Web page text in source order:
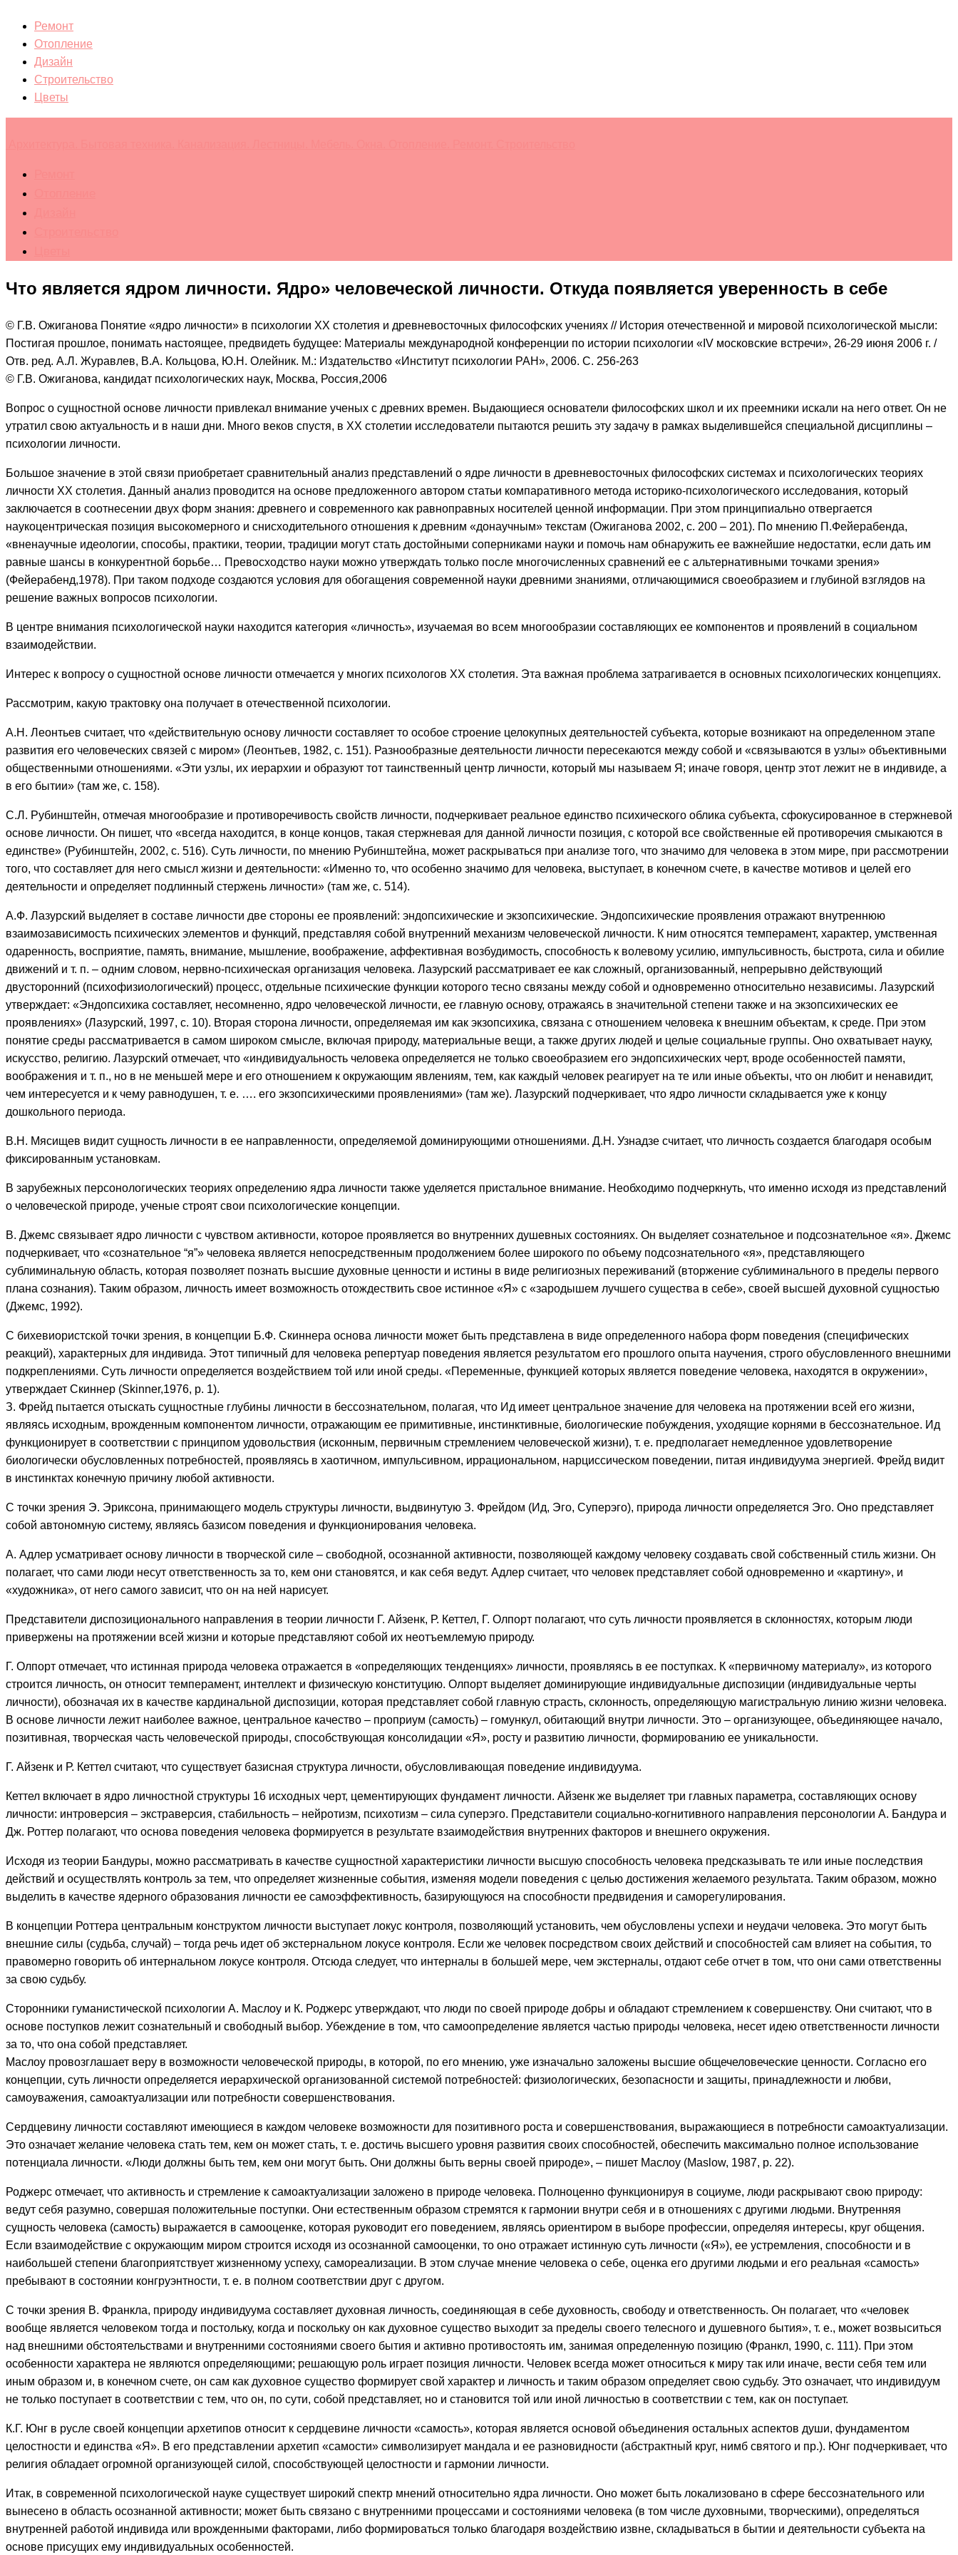
Ремонт
Отопление
Дизайн
Строительство
Цветы
Что является ядром личности. Ядро» человеческой личности. Откуда появляется уверенность в себе
© Г.В. Ожиганова Понятие «ядро личности» в психологии ХХ столетия и древневосточных философских учениях // История отечественной и мировой психологической мысли:
Постигая прошлое, понимать настоящее, предвидеть будущее: Материалы международной конференции по истории психологии «IV московские встречи», 26-29 июня 2006 г. /
Отв. ред. А.Л. Журавлев, В.А. Кольцова, Ю.Н. Олейник. М.: Издательство «Институт психологии РАН», 2006. С. 256-263
© Г.В. Ожиганова, кандидат психологических наук, Москва, Россия,2006
Вопрос о сущностной основе личности привлекал внимание ученых с древних времен. Выдающиеся основатели философских школ и их преемники искали на него ответ. Он не
утратил свою актуальность и в наши дни. Много веков спустя, в ХХ столетии исследователи пытаются решить эту задачу в рамках выделившейся специальной дисциплины –
психологии личности.
Большое значение в этой связи приобретает сравнительный анализ представлений о ядре личности в древневосточных философских системах и психологических теориях
личности ХХ столетия. Данный анализ проводится на основе предложенного автором статьи компаративного метода историко-психологического исследования, который
заключается в соотнесении двух форм знания: древнего и современного как равноправных носителей ценной информации. При этом принципиально отвергается
наукоцентрическая позиция высокомерного и снисходительного отношения к древним «донаучным» текстам (Ожиганова 2002, с. 200 – 201). По мнению П.Фейерабенда,
«вненаучные идеологии, способы, практики, теории, традиции могут стать достойными соперниками науки и помочь нам обнаружить ее важнейшие недостатки, если дать им
равные шансы в конкурентной борьбе… Превосходство науки можно утверждать только после многочисленных сравнений ее с альтернативными точками зрения»
(Фейерабенд,1978). При таком подходе создаются условия для обогащения современной науки древними знаниями, отличающимися своеобразием и глубиной взглядов на
решение важных вопросов психологии.
В центре внимания психологической науки находится категория «личность», изучаемая во всем многообразии составляющих ее компонентов и проявлений в социальном
взаимодействии.
Интерес к вопросу о сущностной основе личности отмечается у многих психологов ХХ столетия. Эта важная проблема затрагивается в основных психологических концепциях.
Рассмотрим, какую трактовку она получает в отечественной психологии.
А.Н. Леонтьев считает, что «действительную основу личности составляет то особое строение целокупных деятельностей субъекта, которые возникают на определенном этапе
развития его человеческих связей с миром» (Леонтьев, 1982, с. 151). Разнообразные деятельности личности пересекаются между собой и «связываются в узлы» объективными
общественными отношениями. «Эти узлы, их иерархии и образуют тот таинственный центр личности, который мы называем Я; иначе говоря, центр этот лежит не в индивиде, а
в его бытии» (там же, с. 158).
C.Л. Рубинштейн, отмечая многообразие и противоречивость свойств личности, подчеркивает реальное единство психического облика субъекта, сфокусированное в стержневой
основе личности. Он пишет, что «всегда находится, в конце концов, такая стержневая для данной личности позиция, с которой все свойственные ей противоречия смыкаются в
единстве» (Рубинштейн, 2002, с. 516). Суть личности, по мнению Рубинштейна, может раскрываться при анализе того, что значимо для человека в этом мире, при рассмотрении
того, что составляет для него смысл жизни и деятельности: «Именно то, что особенно значимо для человека, выступает, в конечном счете, в качестве мотивов и целей его
деятельности и определяет подлинный стержень личности» (там же, c. 514).
А.Ф. Лазурский выделяет в составе личности две стороны ее проявлений: эндопсихические и экзопсихические. Эндопсихические проявления отражают внутреннюю
взаимозависимость психических элементов и функций, представляя собой внутренний механизм человеческой личности. К ним относятся темперамент, характер, умственная
одаренность, восприятие, память, внимание, мышление, воображение, аффективная возбудимость, способность к волевому усилию, импульсивность, быстрота, сила и обилие
движений и т. п. – одним словом, нервно-психическая организация человека. Лазурский рассматривает ее как сложный, организованный, непрерывно действующий
двусторонний (психофизиологический) процесс, отдельные психические функции которого тесно связаны между собой и одновременно относительно независимы. Лазурский
утверждает: «Эндопсихика составляет, несомненно, ядро человеческой личности, ее главную основу, отражаясь в значительной степени также и на экзопсихических ее
проявлениях» (Лазурский, 1997, с. 10). Вторая сторона личности, определяемая им как экзопсихика, связана с отношением человека к внешним объектам, к среде. При этом
понятие среды рассматривается в самом широком смысле, включая природу, материальные вещи, а также других людей и целые социальные группы. Оно охватывает науку,
искусство, религию. Лазурский отмечает, что «индивидуальность человека определяется не только своеобразием его эндопсихических черт, вроде особенностей памяти,
воображения и т. п., но в не меньшей мере и его отношением к окружающим явлениям, тем, как каждый человек реагирует на те или иные объекты, что он любит и ненавидит,
чем интересуется и к чему равнодушен, т. е. …. его экзопсихическими проявлениями» (там же). Лазурский подчеркивает, что ядро личности складывается уже к концу
дошкольного периода.
В.Н. Мясищев видит сущность личности в ее направленности, определяемой доминирующими отношениями. Д.Н. Узнадзе считает, что личность создается благодаря особым
фиксированным установкам.
В зарубежных персонологических теориях определению ядра личности также уделяется пристальное внимание. Необходимо подчеркнуть, что именно исходя из представлений
о человеческой природе, ученые строят свои психологические концепции.
В. Джемс связывает ядро личности с чувством активности, которое проявляется во внутренних душевных состояниях. Он выделяет сознательное и подсознательное «я». Джемс
подчеркивает, что «сознательное “я”» человека является непосредственным продолжением более широкого по объему подсознательного «я», представляющего
сублиминальную область, которая позволяет познать высшие духовные ценности и истины в виде религиозных переживаний (вторжение сублиминального в пределы первого
плана сознания). Таким образом, личность имеет возможность отождествить свое истинное «Я» с «зародышем лучшего существа в себе», своей высшей духовной сущностью
(Джемс, 1992).
С бихевиористской точки зрения, в концепции Б.Ф. Скиннера основа личности может быть представлена в виде определенного набора форм поведения (специфических
реакций), характерных для индивида. Этот типичный для человека репертуар поведения является результатом его прошлого опыта научения, строго обусловленного внешними
подкреплениями. Суть личности определяется воздействием той или иной среды. «Переменные, функцией которых является поведение человека, находятся в окружении»,
утверждает Скиннер (Skinner,1976, p. 1).
З. Фрейд пытается отыскать сущностные глубины личности в бессознательном, полагая, что Ид имеет центральное значение для человека на протяжении всей его жизни,
являясь исходным, врожденным компонентом личности, отражающим ее примитивные, инстинктивные, биологические побуждения, уходящие корнями в бессознательное. Ид
функционирует в соответствии с принципом удовольствия (исконным, первичным стремлением человеческой жизни), т. е. предполагает немедленное удовлетворение
биологически обусловленных потребностей, проявляясь в хаотичном, импульсивном, иррациональном, нарциссическом поведении, питая индивидуума энергией. Фрейд видит
в инстинктах конечную причину любой активности.
С точки зрения Э. Эриксона, принимающего модель структуры личности, выдвинутую З. Фрейдом (Ид, Эго, Суперэго), природа личности определяется Эго. Оно представляет
собой автономную систему, являясь базисом поведения и функционирования человека.
А. Адлер усматривает основу личности в творческой силе – свободной, осознанной активности, позволяющей каждому человеку создавать свой собственный стиль жизни. Он
полагает, что сами люди несут ответственность за то, кем они становятся, и как себя ведут. Адлер считает, что человек представляет собой одновременно и «картину», и
«художника», от него самого зависит, что он на ней нарисует.
Представители диспозиционального направления в теории личности Г. Айзенк, Р. Кеттел, Г. Олпорт полагают, что суть личности проявляется в склонностях, которым люди
привержены на протяжении всей жизни и которые представляют собой их неотъемлемую природу.
Г. Олпорт отмечает, что истинная природа человека отражается в «определяющих тенденциях» личности, проявляясь в ее поступках. К «первичному материалу», из которого
строится личность, он относит темперамент, интеллект и физическую конституцию. Олпорт выделяет доминирующие индивидуальные диспозиции (индивидуальные черты
личности), обозначая их в качестве кардинальной диспозиции, которая представляет собой главную страсть, склонность, определяющую магистральную линию жизни человека.
В основе личности лежит наиболее важное, центральное качество – проприум (самость) – гомункул, обитающий внутри личности. Это – организующее, объединяющее начало,
позитивная, творческая часть человеческой природы, способствующая консолидации «Я», росту и развитию личности, формированию ее уникальности.
Г. Айзенк и Р. Кеттел считают, что существует базисная структура личности, обусловливающая поведение индивидуума.
Кеттел включает в ядро личностной структуры 16 исходных черт, цементирующих фундамент личности. Айзенк же выделяет три главных параметра, составляющих основу
личности: интроверсия – экстраверсия, стабильность – нейротизм, психотизм – сила суперэго. Представители социально-когнитивного направления персонологии А. Бандура и
Дж. Роттер полагают, что основа поведения человека формируется в результате взаимодействия внутренних факторов и внешнего окружения.
Исходя из теории Бандуры, можно рассматривать в качестве сущностной характеристики личности высшую способность человека предсказывать те или иные последствия
действий и осуществлять контроль за тем, что определяет жизненные события, изменяя модели поведения с целью достижения желаемого результата. Таким образом, можно
выделить в качестве ядерного образования личности ее самоэффективность, базирующуюся на способности предвидения и саморегулирования.
В концепции Роттера центральным конструктом личности выступает локус контроля, позволяющий установить, чем обусловлены успехи и неудачи человека. Это могут быть
внешние силы (судьба, случай) – тогда речь идет об экстернальном локусе контроля. Если же человек посредством своих действий и способностей сам влияет на события, то
правомерно говорить об интернальном локусе контроля. Отсюда следует, что интерналы в большей мере, чем экстерналы, отдают себе отчет в том, что они сами ответственны
за свою судьбу.
Сторонники гуманистической психологии А. Маслоу и К. Роджерс утверждают, что люди по своей природе добры и обладают стремлением к совершенству. Они считают, что в
основе поступков лежит сознательный и свободный выбор. Убеждение в том, что самоопределение является частью природы человека, несет идею ответственности личности
за то, что она собой представляет.
Маслоу провозглашает веру в возможности человеческой природы, в которой, по его мнению, уже изначально заложены высшие общечеловеческие ценности. Согласно его
концепции, суть личности определяется иерархической организованной системой потребностей: физиологических, безопасности и защиты, принадлежности и любви,
самоуважения, самоактуализации или потребности совершенствования.
Сердцевину личности составляют имеющиеся в каждом человеке возможности для позитивного роста и совершенствования, выражающиеся в потребности самоактуализации.
Это означает желание человека стать тем, кем он может стать, т. е. достичь высшего уровня развития своих способностей, обеспечить максимально полное использование
потенциала личности. «Люди должны быть тем, кем они могут быть. Они должны быть верны своей природе», – пишет Маслоу (Maslow, 1987, p. 22).
Роджерс отмечает, что активность и стремление к самоактуализации заложено в природе человека. Полноценно функционируя в социуме, люди раскрывают свою природу:
ведут себя разумно, совершая положительные поступки. Они естественным образом стремятся к гармонии внутри себя и в отношениях с другими людьми. Внутренняя
сущность человека (самость) выражается в самооценке, которая руководит его поведением, являясь ориентиром в выборе профессии, определяя интересы, круг общения.
Если взаимодействие с окружающим миром строится исходя из осознанной самооценки, то оно отражает истинную суть личности («Я»), ее устремления, способности и в
наибольшей степени благоприятствует жизненному успеху, самореализации. В этом случае мнение человека о себе, оценка его другими людьми и его реальная «самость»
пребывают в состоянии конгруэнтности, т. е. в полном соответствии друг с другом.
С точки зрения В. Франкла, природу индивидуума составляет духовная личность, соединяющая в себе духовность, свободу и ответственность. Он полагает, что «человек
вообще является человеком тогда и постольку, когда и поскольку он как духовное существо выходит за пределы своего телесного и душевного бытия», т. е., может возвыситься
над внешними обстоятельствами и внутренними состояниями своего бытия и активно противостоять им, занимая определенную позицию (Франкл, 1990, c. 111). При этом
особенности характера не являются определяющими; решающую роль играет позиция личности. Человек всегда может относиться к миру так или иначе, вести себя тем или
иным образом и, в конечном счете, он сам как духовное существо формирует свой характер и личность и таким образом определяет свою судьбу. Это означает, что индивидуум
не только поступает в соответствии с тем, что он, по сути, собой представляет, но и становится той или иной личностью в соответствии с тем, как он поступает.
К.Г. Юнг в русле своей концепции архетипов относит к сердцевине личности «самость», которая является основой объединения остальных аспектов души, фундаментом
целостности и единства «Я». В его представлении архетип «самости» символизирует мандала и ее разновидности (абстрактный круг, нимб святого и пр.). Юнг подчеркивает, что
религия обладает огромной организующей силой, способствующей целостности и гармонии личности.
Итак, в современной психологической науке существует широкий спектр мнений относительно ядра личности. Оно может быть локализовано в сфере бессознательного или
вынесено в область осознанной активности; может быть связано с внутренними процессами и состояниями человека (в том числе духовными, творческими), определяться
внутренней работой индивида или врожденными факторами, либо формироваться только благодаря воздействию извне, складываться в бытии и деятельности субъекта на
основе присущих ему индивидуальных особенностей.